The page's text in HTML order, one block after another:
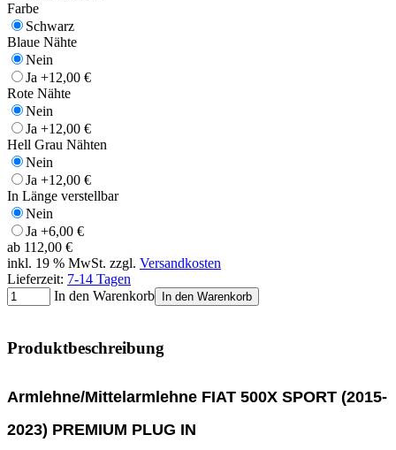
Farbe
Schwarz
Blaue Nähte
Nein
Ja +12,00 €
Rote Nähte
Nein
Ja +12,00 €
Hell Grau Nähten
Nein
Ja +12,00 €
In Länge verstellbar
Nein
Ja +6,00 €
ab 112,00 €
inkl. 19 % MwSt. zzgl. Versandkosten
Lieferzeit: 7-14 Tagen
In den Warenkorb
In den Warenkorb
Produktbeschreibung
Armlehne/Mittelarmlehne FIAT 500X SPORT (2015-
2023) PREMIUM PLUG IN